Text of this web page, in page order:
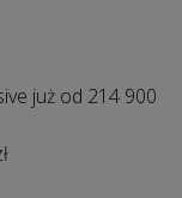
już od 214 900